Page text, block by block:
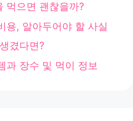
먹으면 괜찮을까?
용, 알아두어야 할 사실
겼다면?
과 장수 및 먹이 정보